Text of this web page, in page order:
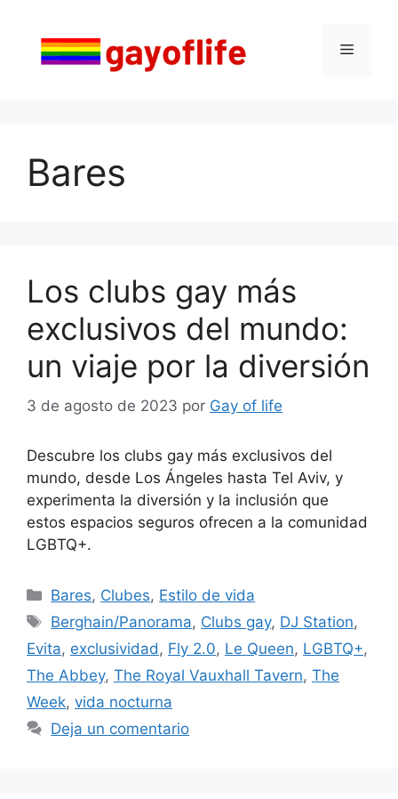
contenido
Menú
Bares
Los clubs gay más
exclusivos del mundo:
un viaje por la diversión
3 de agosto de 2023 por Gay of life
Descubre los clubs gay más exclusivos del
mundo, desde Los Ángeles hasta Tel Aviv, y
experimenta la diversión y la inclusión que
estos espacios seguros ofrecen a la comunidad
LGBTQ+.
Categorías
Bares, Clubes, Estilo de vida
Etiquetas
Berghain/Panorama, Clubs gay, DJ Station,
Evita, exclusividad , Fly 2.0, Le Queen, LGBTQ+,
The Abbey, The Royal Vauxhall Tavern, The
Week, vida nocturna
Deja un comentario